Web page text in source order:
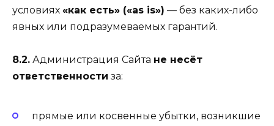
условиях «как есть» («as is») — без каких-либо
явных или подразумеваемых гарантий.
8.2. Администрация Сайта не несёт
ответственности за:
прямые или косвенные убытки, возникшие